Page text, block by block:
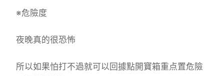
※危險度
夜晚真的很恐怖
所以如果怕打不過就可以回據點開寶箱重点置危險